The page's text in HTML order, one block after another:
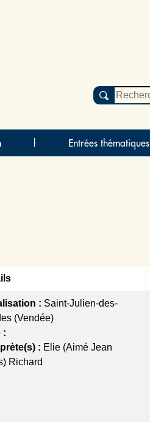
Entrées thématiques
: Saint-Julien-des-
(Vendée)
:
: Elie (Aimé Jean
Richard